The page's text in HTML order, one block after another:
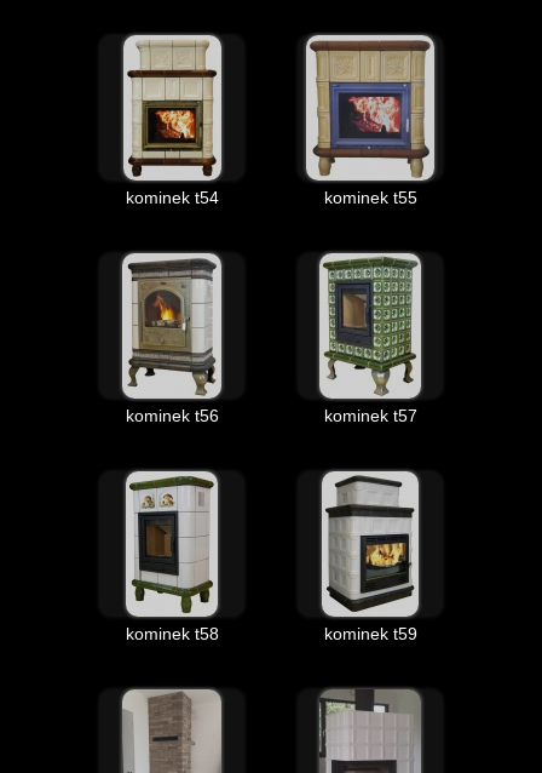
kominek t54 kominek t55
kominek t56 kominek t57
kominek t58 kominek t59